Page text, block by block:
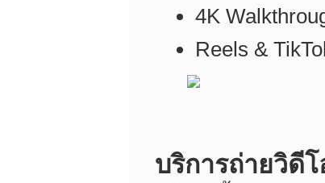
4K
Reels &
บริการถ่ายวิดี